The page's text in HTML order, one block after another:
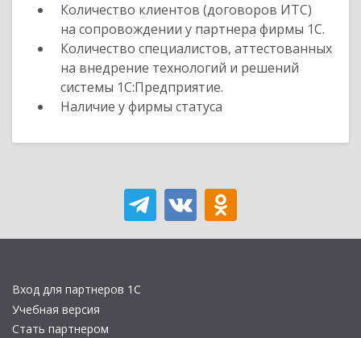
Количество клиентов (договоров ИТС)
на сопровождении у партнера фирмы 1С.
Количество специалистов, аттестованных
на внедрение технологий и решений
системы 1С:Предприятие.
Наличие у фирмы статуса
Вход для партнеров 1С
Учебная версия
Стать партнером